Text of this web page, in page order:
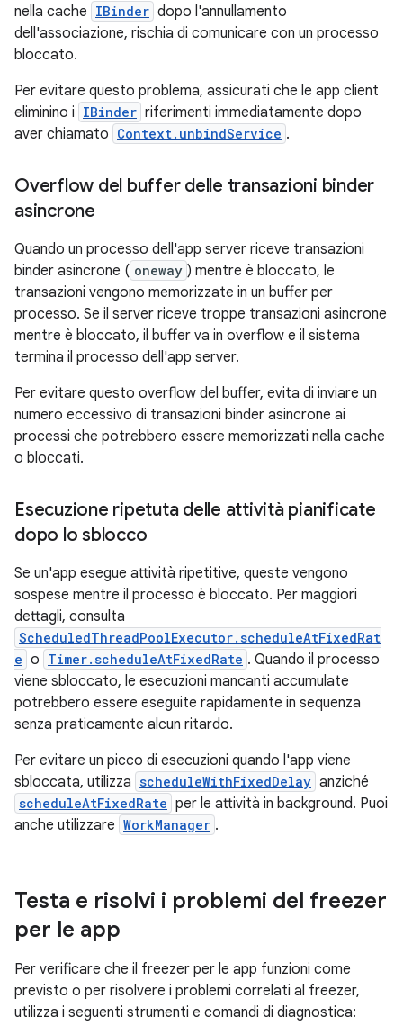
nella cache IBinder dopo l'annullamento
dell'associazione, rischia di comunicare con un processo
bloccato.
Per evitare questo problema, assicurati che le app client
eliminino i IBinder riferimenti immediatamente dopo
aver chiamato Context.unbindService .
Overflow del buffer delle transazioni binder
asincrone
Quando un processo dell'app server riceve transazioni
binder asincrone ( oneway ) mentre è bloccato, le
transazioni vengono memorizzate in un buffer per
processo. Se il server riceve troppe transazioni asincrone
mentre è bloccato, il buffer va in overflow e il sistema
termina il processo dell'app server.
Per evitare questo overflow del buffer, evita di inviare un
numero eccessivo di transazioni binder asincrone ai
processi che potrebbero essere memorizzati nella cache
o bloccati.
Esecuzione ripetuta delle attività pianificate
dopo lo sblocco
Se un'app esegue attività ripetitive, queste vengono
sospese mentre il processo è bloccato. Per maggiori
dettagli, consulta
ScheduledThreadPoolExecutor.scheduleAtFixedRat
e o Timer.scheduleAtFixedRate . Quando il processo
viene sbloccato, le esecuzioni mancanti accumulate
potrebbero essere eseguite rapidamente in sequenza
senza praticamente alcun ritardo.
Per evitare un picco di esecuzioni quando l'app viene
sbloccata, utilizza scheduleWithFixedDelay anziché
scheduleAtFixedRate per le attività in background. Puoi
anche utilizzare WorkManager .
Testa e risolvi i problemi del freezer
per le app
Per verificare che il freezer per le app funzioni come
previsto o per risolvere i problemi correlati al freezer,
utilizza i seguenti strumenti e comandi di diagnostica: